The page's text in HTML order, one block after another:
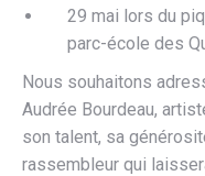
29 mai lors du
parc-école des
Nous souhaitons
Audrée Bourdeau,
son talent, sa
rassembleur qui